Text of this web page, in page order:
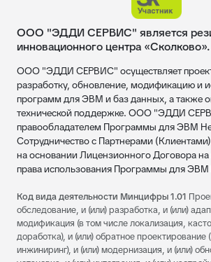
ООО "ЭДДИ СЕРВИС" является
инновационного центра «Сколково».
ООО "ЭДДИ СЕРВИС" осуществляет
разработку, обновление, модификацию и
программ для ЭВМ и баз данных, а также
технической поддержке. ООО "ЭДДИ
правообладателем Программы для ЭВМ
Сотрудничество с Партнерами
на основании Лицензионного Договора на
права использования Программы для ЭВМ
Код вида деятельности Минцифры 1.01
обследование, и (или) разработка, и (или)
модификация (в том числе локализация,
доработка), и (или) обратное
инжиниринг), и (или) модернизация, и (или)